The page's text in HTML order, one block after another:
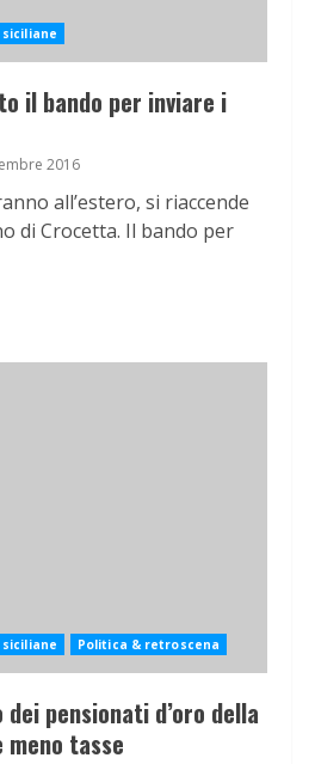
il bando per inviare i
2016
all’estero, si riaccende
di Crocetta. Il bando per
Politica & retroscena
pensionati d’oro della
tasse